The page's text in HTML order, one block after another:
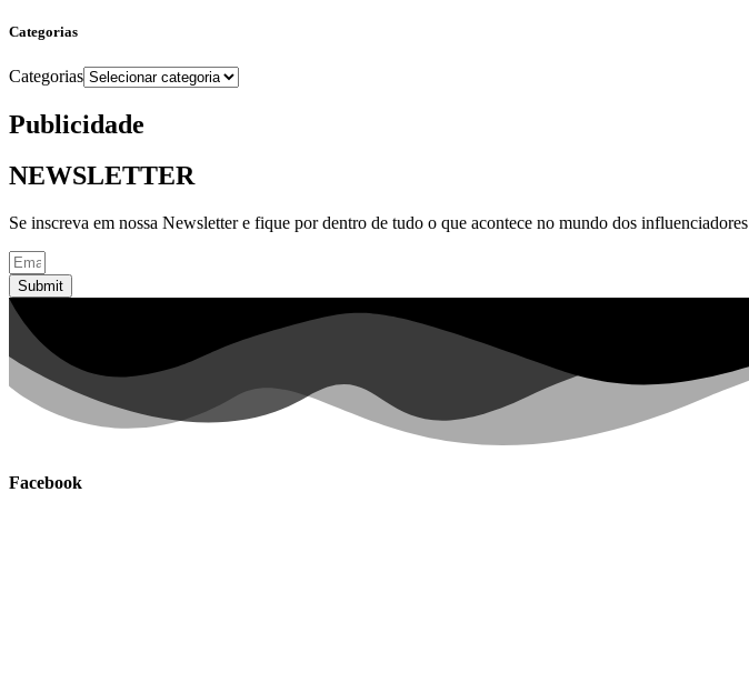
Categorias
Categorias
Publicidade
NEWSLETTER
Se inscreva em nossa Newsletter e fique por dentro de tudo o que acontece no mundo dos influenciadores
Submit
Facebook